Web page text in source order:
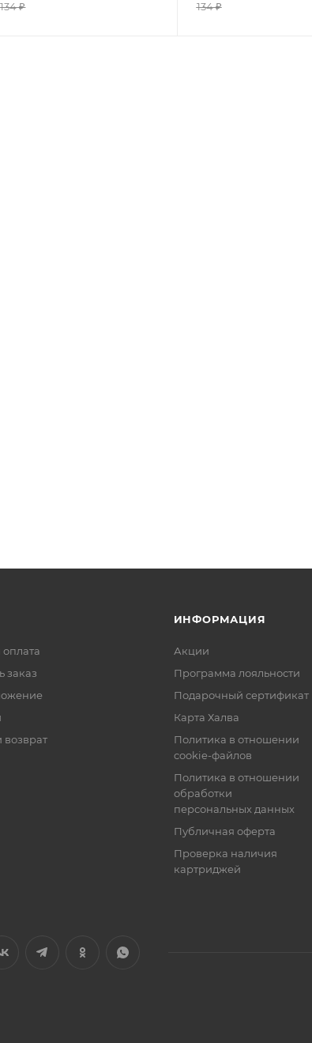
134₽
134₽
оплата
заказ
возврат
ИНФОРМАЦИЯ
Акции
Программа лояльности
Подарочный сертификат
Карта Халва
Политика в отношении
cookie-файлов
Политика в отношении
обработки
персональных данных
Публичная оферта
Проверка наличия
картриджей